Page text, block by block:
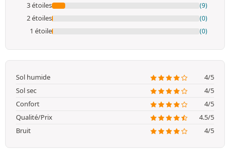
3 étoiles (9)
2 étoiles (0)
1 étoile (0)
Sol humide
4/5
Sol sec
4/5
Confort
4/5
Qualité/Prix
4.5/5
Bruit
4/5